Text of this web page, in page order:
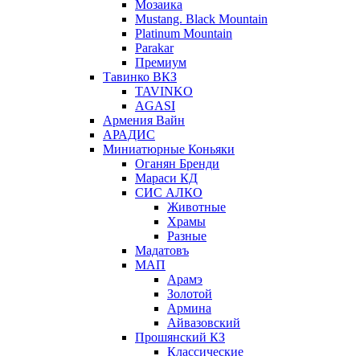
Мозаика
Mustang. Black Mountain
Platinum Mountain
Parakar
Премиум
Тавинко ВКЗ
TAVINKO
AGASI
Армения Вайн
АРАДИС
Миниатюрные Коньяки
Оганян Бренди
Мараси КД
СИС АЛКО
Животные
Храмы
Разные
Мадатовъ
МАП
Арамэ
Золотой
Армина
Айвазовский
Прошянский КЗ
Классические